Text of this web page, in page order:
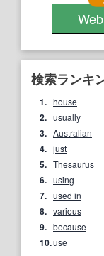
検索ランキ
1. house
2. usually
3. Australian
4. just
5. Thesaurus
6. using
7. used in
8. various
9. because
10.use